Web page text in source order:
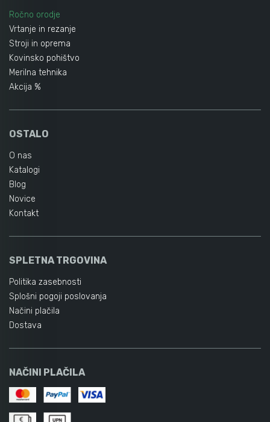
Ročno orodje
Vrtanje in rezanje
Stroji in oprema
Kovinsko pohištvo
Merilna tehnika
Akcija %
OSTALO
O nas
Katalogi
Blog
Novice
Kontakt
SPLETNA TRGOVINA
Politika zasebnosti
Splošni pogoji poslovanja
Načini plačila
Dostava
NAČINI PLAČILA